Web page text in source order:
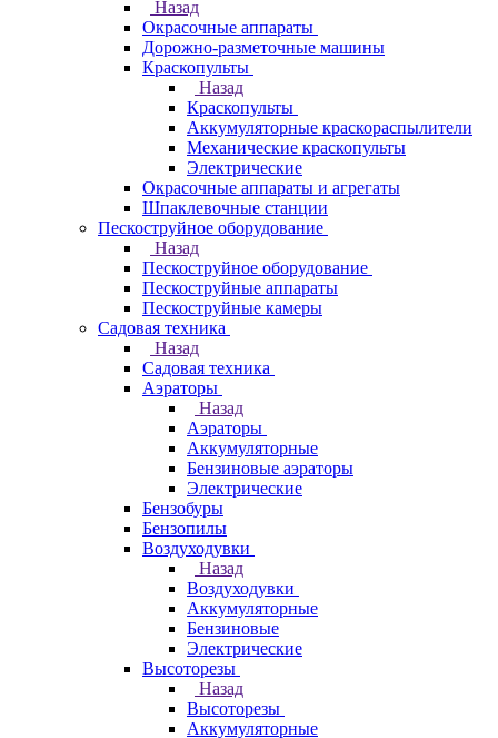
Назад
Окрасочные аппараты
Дорожно-разметочные машины
Краскопульты
Назад
Краскопульты
Аккумуляторные краскораспылители
Механические краскопульты
Электрические
Окрасочные аппараты и агрегаты
Шпаклевочные станции
Пескоструйное оборудование
Назад
Пескоструйное оборудование
Пескоструйные аппараты
Пескоструйные камеры
Садовая техника
Назад
Садовая техника
Аэраторы
Назад
Аэраторы
Аккумуляторные
Бензиновые аэраторы
Электрические
Бензобуры
Бензопилы
Воздуходувки
Назад
Воздуходувки
Аккумуляторные
Бензиновые
Электрические
Высоторезы
Назад
Высоторезы
Аккумуляторные